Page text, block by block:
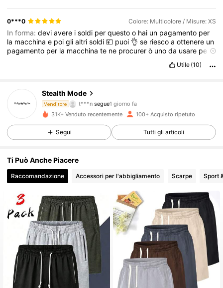
0***0 Colore: Multicolore / Misure: XS
In forma:deviavere isoldi perquestoo hai un pagamento per
la macchinae poiglialtrisoldi💴 puoi 👌se riescoaottenere un
pagamento per la macchinate ne procurerò unoda usare per
Utile (10)
Stealth Mode
Venditore S***e sta navigando
4.58
157 Follower
4.58 157 Follower
4.58 157 Follower
4.58
4.58 157 Follower
31K+ Venduto recentemente 100+ Acquisto ripetuto
Segui Tutti gli articoli
Ti Può Anche Piacere
Raccomandazione Accessori per l'abbigliamento Scarpe Sport